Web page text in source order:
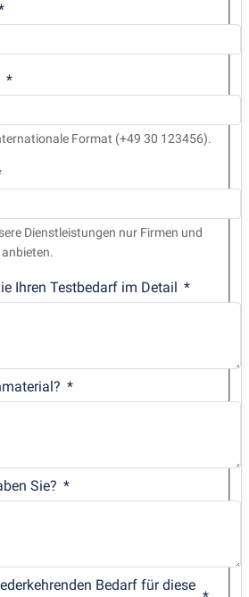
Format (+49 30 123456).
Dienstleistungen nur Firmen und
Ihren Testbedarf im Detail
Sie?
Bedarf für diese